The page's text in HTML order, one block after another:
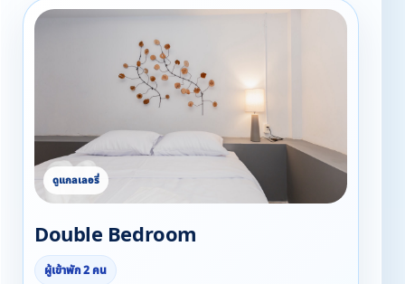
Double Bedroom
ผู้เข้าพัก 2 คน